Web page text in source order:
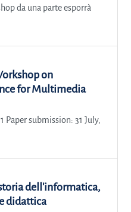
da una parte esporrà
on
for Multimedia
Paper submission: 31 July,
storia dell'informatica,
didattica